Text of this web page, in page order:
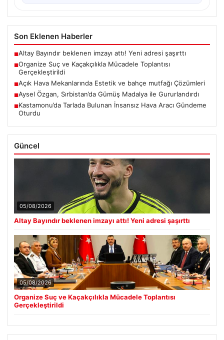
Son Eklenen Haberler
■Altay Bayındır beklenen imzayı attı! Yeni adresi şaşırttı
■Organize Suç ve Kaçakçılıkla Mücadele Toplantısı
Gerçekleştirildi
■Açık Hava Mekanlarında Estetik ve bahçe mutfağı Çözümleri
■Aysel Özgan, Sırbistan’da Gümüş Madalya ile Gururlandırdı
■Kastamonu’da Tarlada Bulunan İnsansız Hava Aracı Gündeme
Oturdu
Güncel
05/08/2026
Altay Bayındır beklenen imzayı attı! Yeni adresi şaşırttı
05/08/2026
Organize Suç ve Kaçakçılıkla Mücadele Toplantısı
Gerçekleştirildi